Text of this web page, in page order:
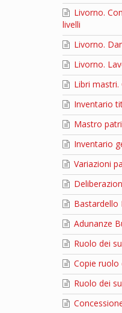
Livorno.
livelli
Livorno.
Livorno.
Libri mastri.
Inventario
Mastro
Inventario
Variazioni
Bastardello
Adunanze
Ruolo dei
Copie ruolo
Ruolo dei